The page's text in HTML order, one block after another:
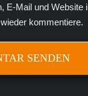
E-Mail und Website
kommentiere.